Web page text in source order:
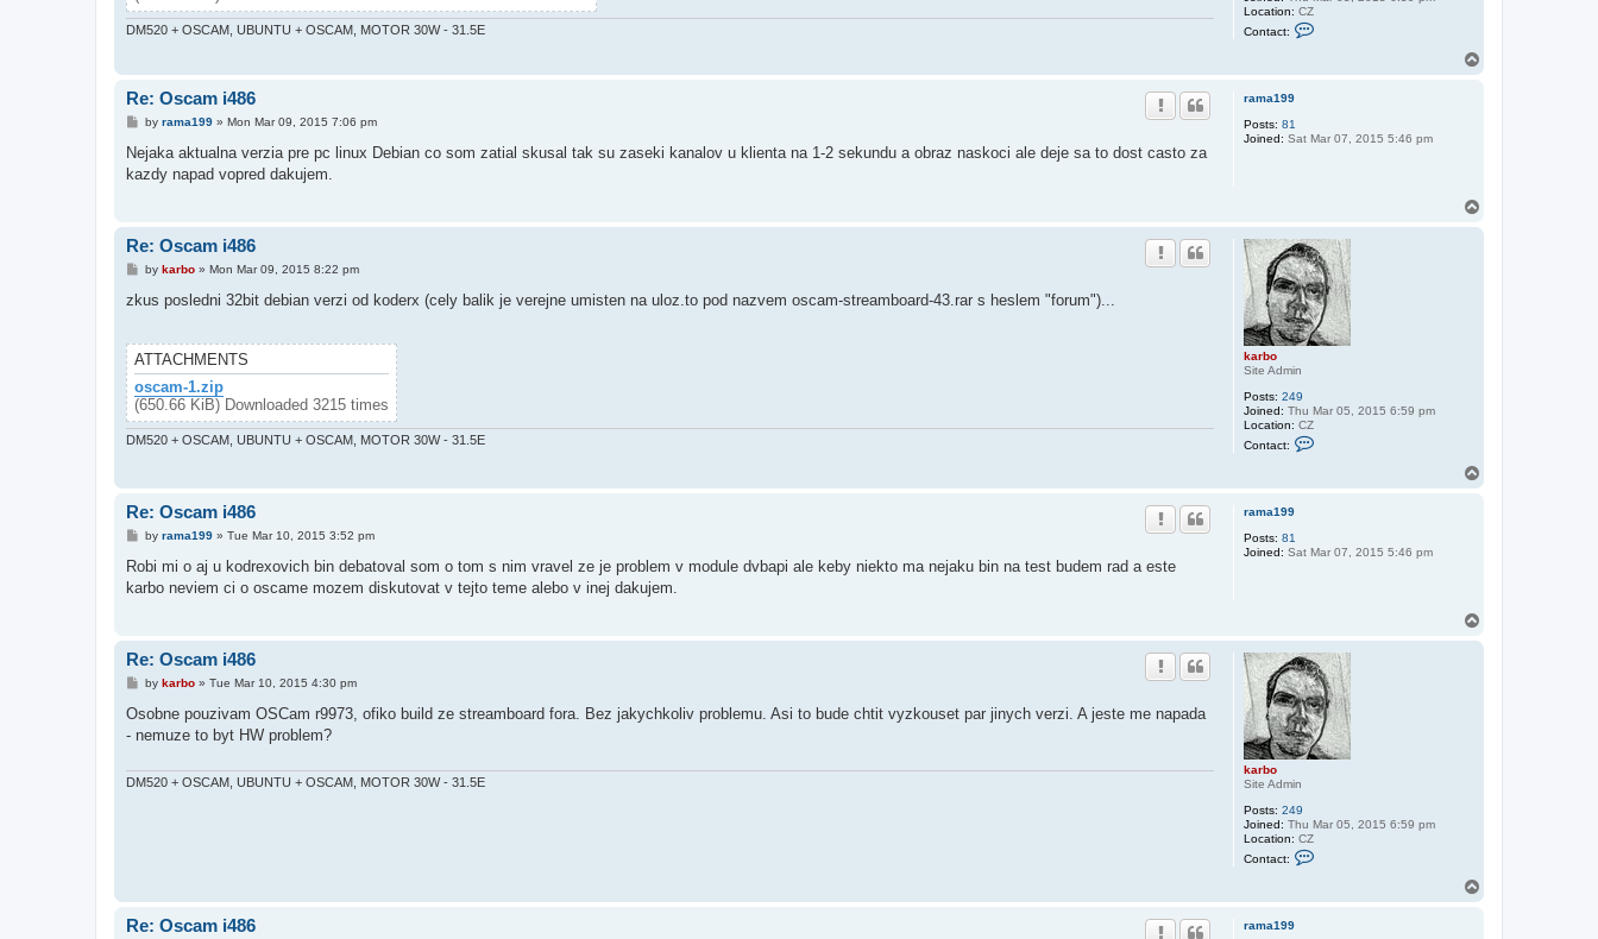
Location: CZ
Contact:
a
DM520 + OSCAM, UBUNTU + OSCAM, MOTOR 30W - 31.5E
rama199
Posts: 81
Joined: Sat Mar 07, 2015 5:46 pm
Re: Oscam i486
P
s
by rama199» Mon Mar 09, 2015 7:06 pm
Nejaka aktualna verzia pre pc linux Debian co som zatial skusal tak su zaseki kanalov u klienta na 1-2 sekundu a obraz naskoci ale deje sa to dost casto za
kazdy napad vopred dakujem.
karbo
Site Admin
Posts: 249
Joined: Thu Mar 05, 2015 6:59 pm
Location: CZ
Contact:
a
Re: Oscam i486
P
s
by karbo» Mon Mar 09, 2015 8:22 pm
zkus posledni 32bit debian verzi od koderx (cely balik je verejne umisten na uloz.to pod nazvem oscam-streamboard-43.rar s heslem "forum")...
ATTACHMENTS
oscam-1.zip
(650.66 KiB) Downloaded 3215 times
DM520 + OSCAM, UBUNTU + OSCAM, MOTOR 30W - 31.5E
rama199
Posts: 81
Joined: Sat Mar 07, 2015 5:46 pm
Re: Oscam i486
P
s
by rama199» Tue Mar 10, 2015 3:52 pm
Robi mi o aj u kodrexovich bin debatoval som o tom s nim vravel ze je problem v module dvbapi ale keby niekto ma nejaku bin na test budem rad a este
karbo neviem ci o oscame mozem diskutovat v tejto teme alebo v inej dakujem.
karbo
Site Admin
Posts: 249
Joined: Thu Mar 05, 2015 6:59 pm
Location: CZ
Contact:
Re: Oscam i486
P
s
by karbo» Tue Mar 10, 2015 4:30 pm
Osobne pouzivam OSCam r9973, ofiko build ze streamboard fora. Bez jakychkoliv problemu. Asi to bude chtit vyzkouset par jinych verzi. A jeste me napada
- nemuze to byt HW problem?
DM520 + OSCAM, UBUNTU + OSCAM, MOTOR 30W - 31.5E
rama199
Re: Oscam i486